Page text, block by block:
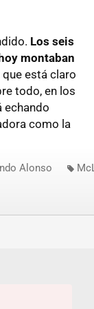
Los seis
montaban
que está claro
todo, en los
echando
como la
Alonso